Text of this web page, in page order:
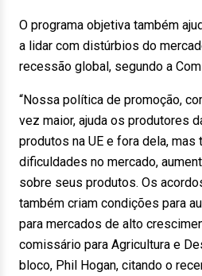
O programa objetiva também
a lidar com distúrbios do
recessão global, segundo a
“Nossa política de promoção,
vez maior, ajuda os produtores
produtos na UE e fora dela, mas
dificuldades no mercado,
sobre seus produtos. Os
também criam condições para
para mercados de alto
comissário para Agricultura e
bloco, Phil Hogan, citando o